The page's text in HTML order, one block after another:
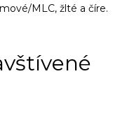
MLC, žlté a číre.